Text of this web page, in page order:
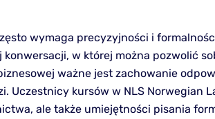
wymaga precyzyjności i
w której można pozwolić
ważne jest zachowanie
Uczestnicy kursów w NLS Norwegian
ale także umiejętności pisania